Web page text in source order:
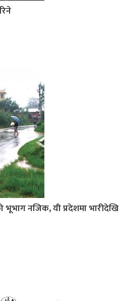
नजिक, यी प्रदेशमा भारीदेखि